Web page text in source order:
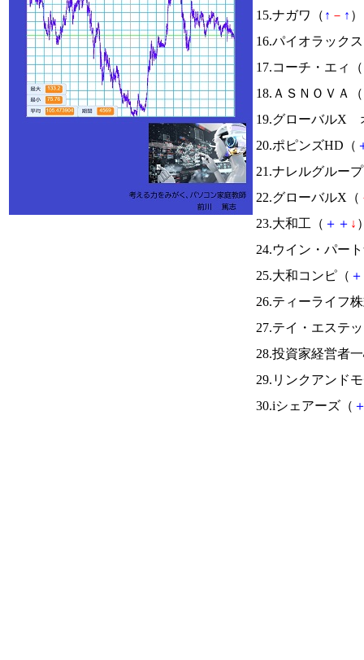
15.ナガワ（ ↑ － ↑
16.パイオラック
17.コーチ・エィ（
18.ＡＳＮＯＶＡ（
19.グローバルX
20.ポピンズHD（
21.ナレルグルー
22.グローバルX（
23.大和工（ ＋ ＋ ↓
24.ウイン・パー
25.大和コンピ（ ＋
26.ティーライフ
27.テイ・エステ
28.投資家経営者
29.リンクアンド
30.iシェアーズ（